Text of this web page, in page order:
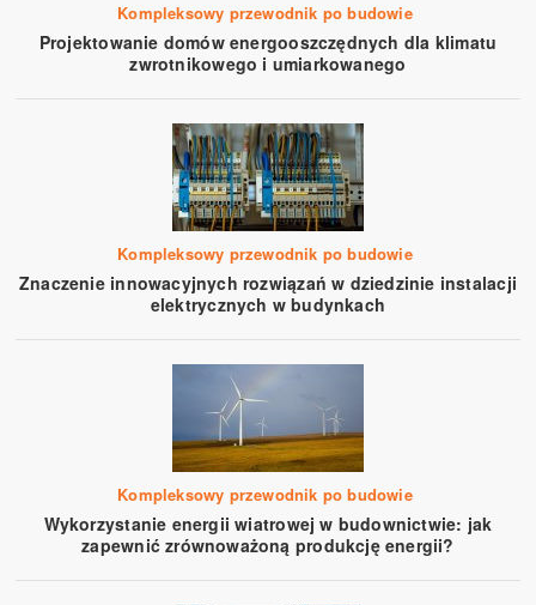
Kompleksowy przewodnik po budowie
Projektowanie domów energooszczędnych dla klimatu
zwrotnikowego i umiarkowanego
Kompleksowy przewodnik po budowie
Znaczenie innowacyjnych rozwiązań w dziedzinie instalacji
elektrycznych w budynkach
Kompleksowy przewodnik po budowie
Wykorzystanie energii wiatrowej w budownictwie: jak
zapewnić zrównoważoną produkcję energii?